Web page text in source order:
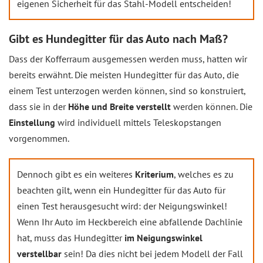
eigenen Sicherheit für das Stahl-Modell entscheiden!
Gibt es Hundegitter für das Auto nach Maß?
Dass der Kofferraum ausgemessen werden muss, hatten wir
bereits erwähnt. Die meisten Hundegitter für das Auto, die
einem Test unterzogen werden können, sind so konstruiert,
dass sie in der Höhe und Breite verstellt werden können. Die
Einstellung wird individuell mittels Teleskopstangen
vorgenommen.
Dennoch gibt es ein weiteres Kriterium, welches es zu
beachten gilt, wenn ein Hundegitter für das Auto für
einen Test herausgesucht wird: der Neigungswinkel!
Wenn Ihr Auto im Heckbereich eine abfallende Dachlinie
hat, muss das Hundegitter im Neigungswinkel
verstellbar sein! Da dies nicht bei jedem Modell der Fall